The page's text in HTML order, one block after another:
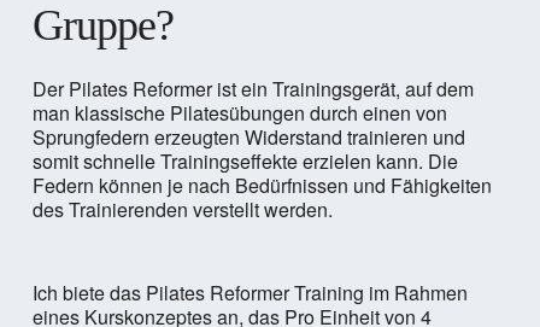
Gruppe?
Der Pilates Reformer ist ein Trainingsgerät, auf dem
man klassische Pilatesübungen durch einen von
Sprungfedern erzeugten Widerstand trainieren und
somit schnelle Trainingseffekte erzielen kann. Die
Federn können je nach Bedürfnissen und Fähigkeiten
des Trainierenden verstellt werden.
Ich biete das Pilates Reformer Training im Rahmen
eines Kurskonzeptes an, das Pro Einheit von 4